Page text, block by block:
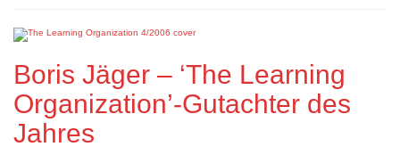
Boris Jäger – ‘The Learning
Organization’-Gutachter des
Jahres